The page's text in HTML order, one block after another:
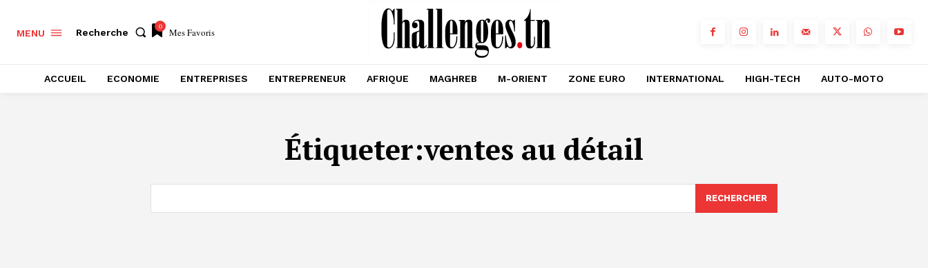
MENU Recherche
0 Mes Favoris
ACCUEIL ECONOMIE ENTREPRISES ENTREPRENEUR AFRIQUE MAGHREB M-ORIENT ZONE EURO INTERNATIONAL HIGH-TECH AUTO-MOTO
Étiqueter:ventes au détail
RECHERCHER